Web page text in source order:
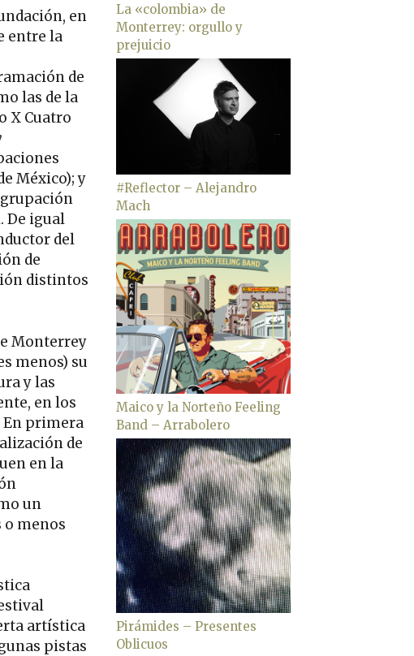
en
entre la
de
las de la
X Cuatro
México); y
De igual
del
de
distintos
Monterrey
menos) su
y las
en los
En primera
de
en la
un
o menos
artística
pistas
La «colombia» de
Monterrey: orgullo y
prejuicio
#Reflector – Alejandro
Mach
Maico y la Norteño Feeling
Band – Arrabolero
Pirámides – Presentes
Oblicuos